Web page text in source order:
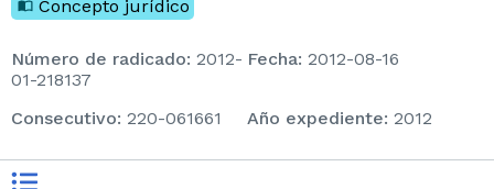
Concepto jurídico
Número de radicado: 2012-
01-218137
Fecha: 2012-08-16
consecutivo: 220-061661 Año expediente: 2012